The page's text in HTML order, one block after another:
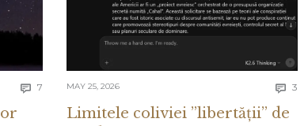
 7 Comments
MAY 25, 2026  3
Limitele coliviei ”libertății” de